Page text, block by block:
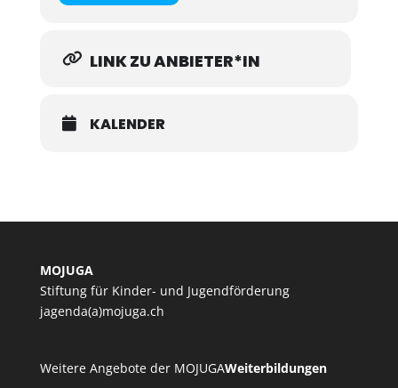
LINK ZU ANBIETER*IN
KALENDER
MOJUGA
Stiftung für Kinder- und Jugendförderung
jagenda(a)mojuga.ch
Weitere Angebote der MOJUGAWeiterbildungen